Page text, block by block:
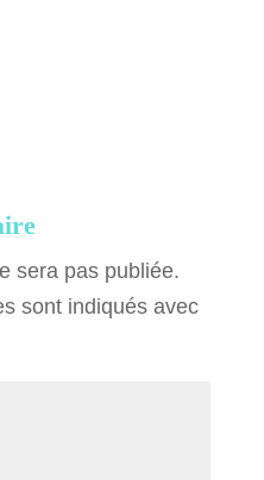
sera pas publiée.
sont indiqués avec